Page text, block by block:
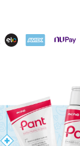
ELO AMEX NuPay
Destaque